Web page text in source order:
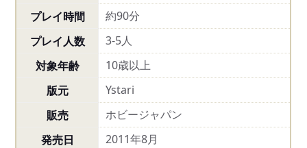
プレイ時間
約90分
プレイ人数
3-5人
対象年齢
10歳以上
版元
Ystari
販売
ホビージャパン
発売日
2011年8月